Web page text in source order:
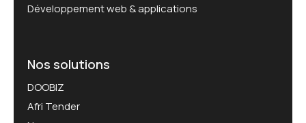
Développement web & applications
Nos solutions
DOOBIZ
Afri Tender